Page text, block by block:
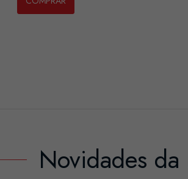
Novidades da